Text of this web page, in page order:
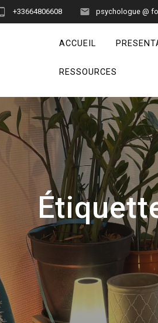
+33664806608 psychologue @
ACCUEIL
RESSOURCES